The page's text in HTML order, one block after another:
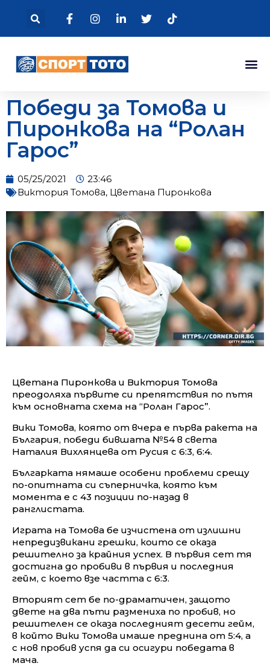
Победи за Томова и
Пиронкова на “Ролан
Гарос”
05/25/2021
23:46
Виктория Томова, Цветана Пиронкова
Цветана Пиронкова и Виктория Томова
преодоляха първите си препятствия по пътя
към основната схема на “Ролан Гарос”.
Вики Томова, която от вчера е първа ракета на
България, победи бившата №54 в света
Наталия Вихлянцева от Русия с 6:3, 6:4.
Българката нямаше особени проблеми срещу
по-опитната си съперничка, която към
момента е с 43 позиции по-назад в
ранглистата.
Играта на Томова бе изчистена от излишни
непредизвикани грешки, които се оказа
решително за крайния успех. В първия сет тя
достигна до пробиви в първия и последния
гейм, с което взе частта с 6:3.
Вторият сет бе по-драматичен, защото
двете на два пъти размениха по пробив, но
решителен се оказа последният десети гейм,
в който Вики Томова имаше преднина от 5:4, а
с нов пробив успя да си осигури победата в
мача.